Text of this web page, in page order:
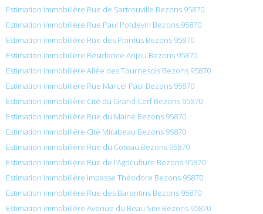
Estimation immobilière Rue de Sartrouville Bezons 95870
Estimation immobilière Rue Paul Potdevin Bezons 95870
Estimation immobilière Rue des Pointus Bezons 95870
Estimation immobilière Résidence Anjou Bezons 95870
Estimation immobilière Allée des Tournesols Bezons 95870
Estimation immobilière Rue Marcel Paul Bezons 95870
Estimation immobilière Cité du Grand Cerf Bezons 95870
Estimation immobilière Rue du Maine Bezons 95870
Estimation immobilière Cité Mirabeau Bezons 95870
Estimation immobilière Rue du Coteau Bezons 95870
Estimation immobilière Rue de l’Agriculture Bezons 95870
Estimation immobilière Impasse Théodore Bezons 95870
Estimation immobilière Rue des Barentins Bezons 95870
Estimation immobilière Avenue du Beau Site Bezons 95870